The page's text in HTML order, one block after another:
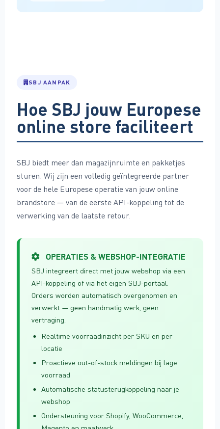
SBJ AANPAK
Hoe SBJ jouw Europese
online store faciliteert
SBJ biedt meer dan magazijnruimte en pakketjes
sturen. Wij zijn een volledig geïntegreerde partner
voor de hele Europese operatie van jouw online
brandstore — van de eerste API-koppeling tot de
verwerking van de laatste retour.
OPERATIES & WEBSHOP-INTEGRATIE
SBJ integreert direct met jouw webshop via een
API-koppeling of via het eigen SBJ-portaal.
Orders worden automatisch overgenomen en
verwerkt — geen handmatig werk, geen
vertraging.
Realtime voorraadinzicht per SKU en per
locatie
Proactieve out-of-stock meldingen bij lage
voorraad
Automatische statusterugkoppeling naar je
webshop
Ondersteuning voor Shopify, WooCommerce,